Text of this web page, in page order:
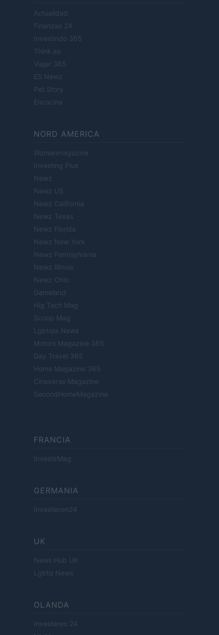
Actualidad
Finanzas 24
Investindo 365
Think.es
Viajar 365
ES Newz
Pet Story
Encocina
NORD AMERICA
Womanmagazine
Investing Plus
Newz
Newz US
Newz California
Newz Texas
Newz Florida
Newz New York
Newz Pennsylvania
Newz Illinois
Newz Ohio
Gameland
Hig Tech Mag
Scoop Mag
Lgbtqia News
Motors Magazine 365
Day Travel 365
Home Magazine 365
Cineverse Magazine
SecondHomeMagazine
FRANCIA
InvestirMag
GERMANIA
Investieren24
UK
News Hub UK
Lgbtq News
OLANDA
Investeren 24